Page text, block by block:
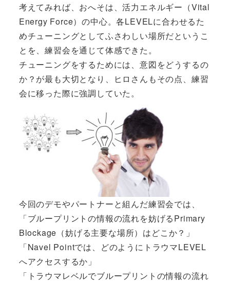
考えてみれば、おへそは、活力エネルギー（Vital
Energy Force）の中心。各LEVELに合わせるた
めチューニングとしてふさわしい場所だというこ
とを、練習会を通じて体感できた。
チューニングをするためには、意図をどうするの
か？が最も大切となり、ヒロさんもその点、練習
会に移った際に強調していた。
今回のデモやパートナーと組んだ練習会では、
「ブループリントの情報の流れを妨げるPrimary
Blockage（妨げる主要な場所）はどこか？」
「Navel Pointでは、どのようにトラウマLEVEL
へアクセスするか」
「トラウマレベルでブループリントの情報の流れ